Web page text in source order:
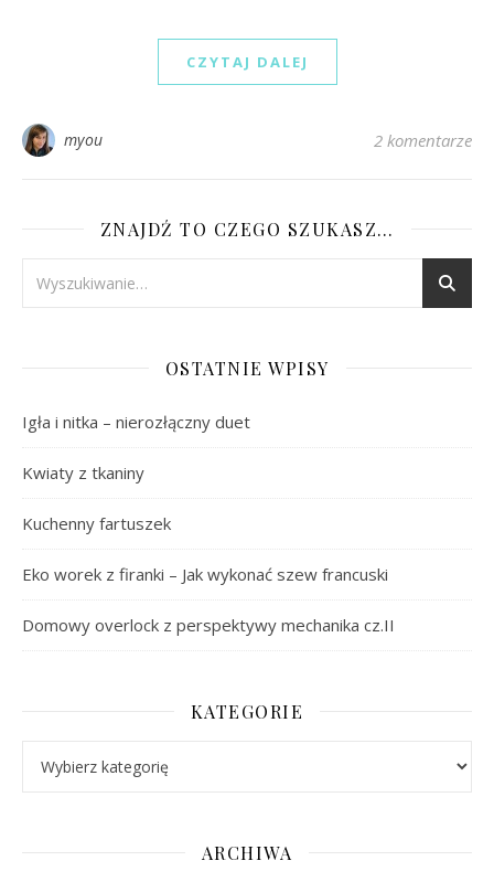
CZYTAJ DALEJ
myou 2 komentarze
ZNAJDŹ TO CZEGO SZUKASZ…
OSTATNIE WPISY
Igła i nitka – nierozłączny duet
Kwiaty z tkaniny
Kuchenny fartuszek
Eko worek z firanki – Jak wykonać szew francuski
Domowy overlock z perspektywy mechanika cz.II
KATEGORIE
ARCHIWA